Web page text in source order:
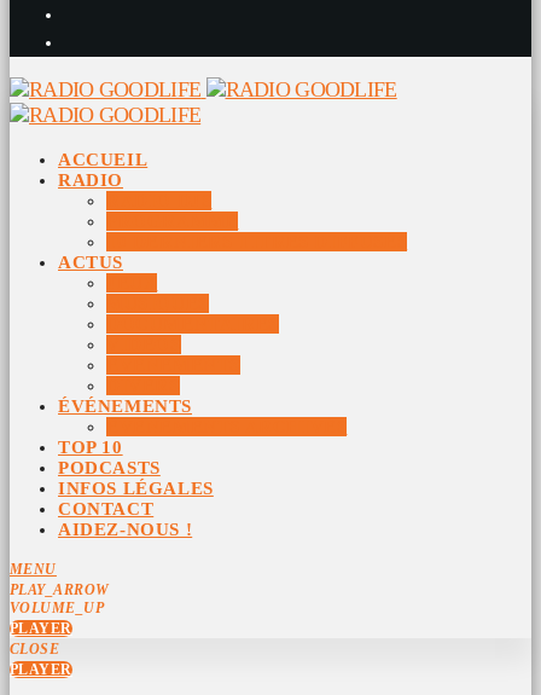
ACCUEIL
RADIO
ACTUS
ÉVÉNEMENTS
TOP 10
PODCASTS
INFOS LÉGALES
CONTACT
AIDEZ-NOUS !
MENU
PLAY_ARROW
VOLUME_UP
PLAYER
CLOSE
PLAYER